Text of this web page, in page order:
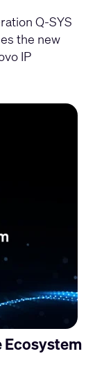
Q-SYS
the new
IP
Ecosystem